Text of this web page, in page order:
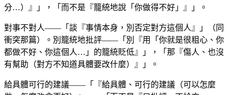
分…）』」，「而不是『籠統地說「你做得不好」』」。
對事不對人——「談『事情本身，別否定對方這個人』」（同
衝突那篇）。別籠統地批評——「別『用「你就是很粗心、你
都做不好、你這個人…」的籠統貶低』」，「那『傷人、也沒
有幫助（對方不知道具體要改什麼）』」。
給具體可行的建議——「『給具體、可行的建議（可以怎麼